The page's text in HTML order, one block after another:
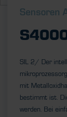
Sensoren
SIL 2/ Der
mit
bestimmt ist.
werden. Bei